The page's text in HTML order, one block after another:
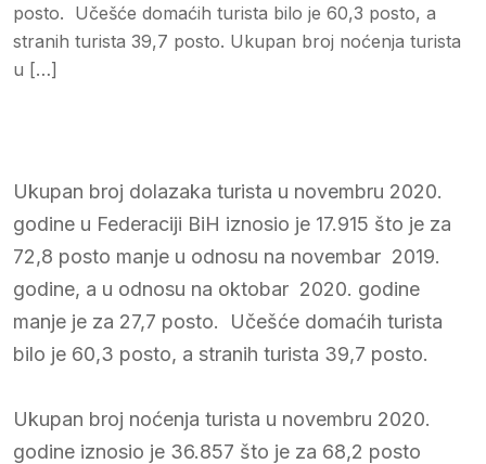
posto. Učešće domaćih turista bilo je 60,3 posto, a
stranih turista 39,7 posto. Ukupan broj noćenja turista
u […]
Ukupan broj dolazaka turista u novembru 2020.
godine u Federaciji BiH iznosio je 17.915 što je za
72,8 posto manje u odnosu na novembar 2019.
godine, a u odnosu na oktobar 2020. godine
manje je za 27,7 posto. Učešće domaćih turista
bilo je 60,3 posto, a stranih turista 39,7 posto.
Ukupan broj noćenja turista u novembru 2020.
godine iznosio je 36.857 što je za 68,2 posto